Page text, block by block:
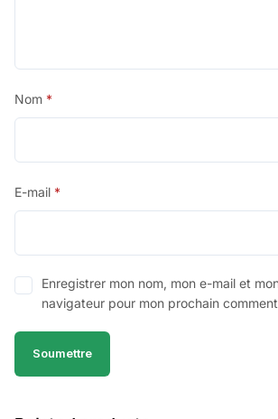
Nom *
E-mail *
Enregistrer mon nom, mon e-mail et
navigateur pour mon prochain